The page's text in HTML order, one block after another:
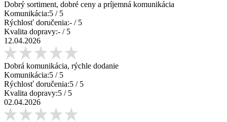
Dobrý sortiment, dobré ceny a príjemná komunikácia
Komunikácia:5 / 5
Rýchlosť doručenia:- / 5
Kvalita dopravy:- / 5
12.04.2026
Dobrá komunikácia, rýchle dodanie
Komunikácia:5 / 5
Rýchlosť doručenia:5 / 5
Kvalita dopravy:5 / 5
02.04.2026